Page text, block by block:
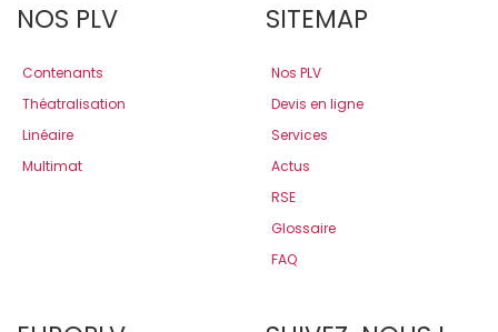
NOS PLV
Contenants
Théatralisation
Linéaire
Multimat
SITEMAP
Nos PLV
Devis en ligne
Services
Actus
RSE
Glossaire
FAQ